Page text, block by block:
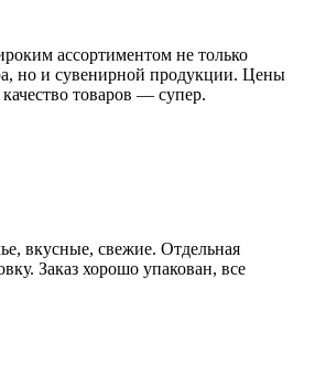
ассортиментом не только
но и сувенирной продукции. Цены
товаров — супер.
вкусные, свежие. Отдельная
Заказ хорошо упакован, все